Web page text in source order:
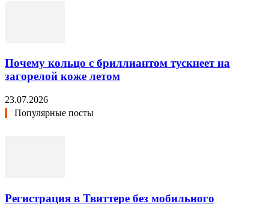
Почему кольцо с бриллиантом тускнеет на
загорелой коже летом
23.07.2026
Популярные посты
Регистрация в Твиттере без мобильного